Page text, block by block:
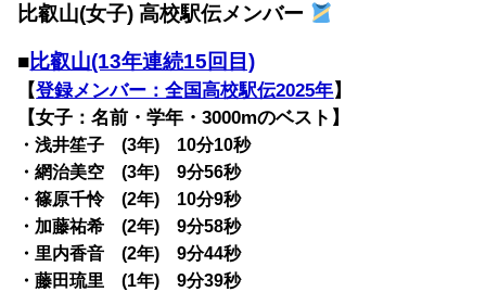
比叡山(女子) 高校駅伝メンバー
■比叡山(13年連続15回目)
【登録メンバー：全国高校駅伝2025年】
【女子：名前・学年・3000mのベスト】
・浅井笙子 (3年) 10分10秒
・網治美空 (3年) 9分56秒
・篠原千怜 (2年) 10分9秒
・加藤祐希 (2年) 9分58秒
・里内香音 (2年) 9分44秒
・藤田琉里 (1年) 9分39秒